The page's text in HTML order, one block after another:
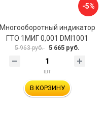
-5%
Многооборотный индикатор
ГТО 1МИГ 0,001 DMI1001
5 963 руб. 5 665 руб.
шт
В КОРЗИНУ